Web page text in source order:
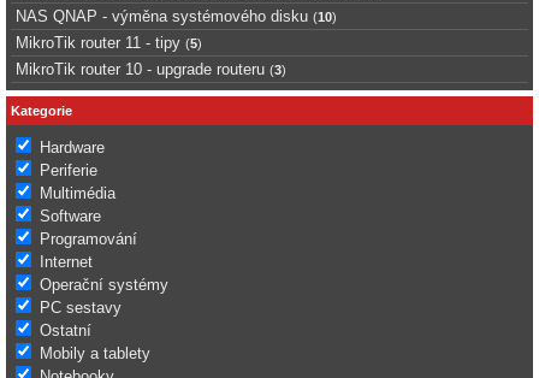
NAS QNAP - výměna systémového disku (10)
MikroTik router 11 - tipy (5)
MikroTik router 10 - upgrade routeru (3)
Kategorie
Hardware
Periferie
Multimédia
Software
Programování
Internet
Operační systémy
PC sestavy
Ostatní
Mobily a tablety